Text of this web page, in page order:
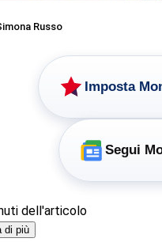
Russo
Imposta
Segui
dell'articolo
di più